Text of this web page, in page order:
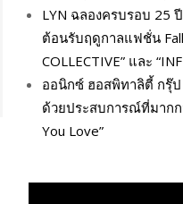
LYN ฉลองครบรอบ 25
ต้อนรับฤดูกาลแฟชั่น
COLLECTIVE” และ
ออนิกซ์ ฮอสพิทาลิตี้ กรุ๊
ด้วยประสบการณ์ที่มาก
You Love”